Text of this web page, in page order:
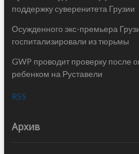
поддержку суверенитета Грузии
Осужденного экс-премьера
госпитализировали из тюрьмы
GWP проводит проверку после
ребенком на Руставели
RSS
Архив